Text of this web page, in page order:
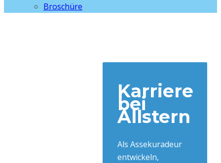
Broschüre
Karriere
bei
Allstern
Als Assekuradeur
entwickeln,